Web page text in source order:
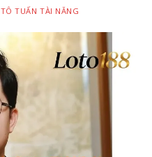
TÔ TUẤN TÀI NĂNG